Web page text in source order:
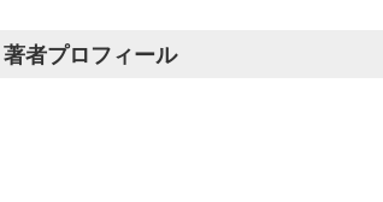
著者プロフィール